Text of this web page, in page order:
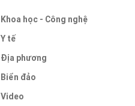
Khoa học - Công nghệ
Y tế
Địa phương
Biển đảo
Video